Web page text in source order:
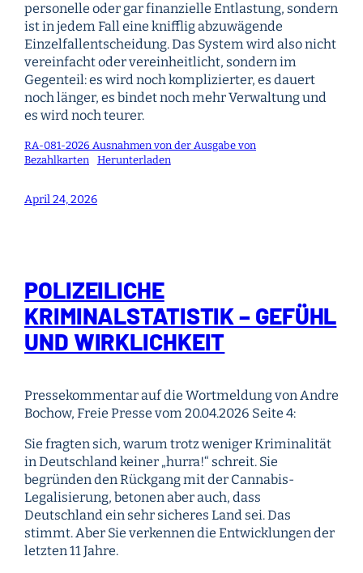
personelle oder gar finanzielle Entlastung, sondern
ist in jedem Fall eine knifflig abzuwägende
Einzelfallentscheidung. Das System wird also nicht
vereinfacht oder vereinheitlicht, sondern im
Gegenteil: es wird noch komplizierter, es dauert
noch länger, es bindet noch mehr Verwaltung und
es wird noch teurer.
RA-081-2026 Ausnahmen von der Ausgabe von
Bezahlkarten
Herunterladen
April 24, 2026
POLIZEILICHE
KRIMINALSTATISTIK – GEFÜHL
UND WIRKLICHKEIT
Pressekommentar auf die Wortmeldung von Andre
Bochow, Freie Presse vom 20.04.2026 Seite 4:
Sie fragten sich, warum trotz weniger Kriminalität
in Deutschland keiner „hurra!“ schreit. Sie
begründen den Rückgang mit der Cannabis-
Legalisierung, betonen aber auch, dass
Deutschland ein sehr sicheres Land sei. Das
stimmt. Aber Sie verkennen die Entwicklungen der
letzten 11 Jahre.